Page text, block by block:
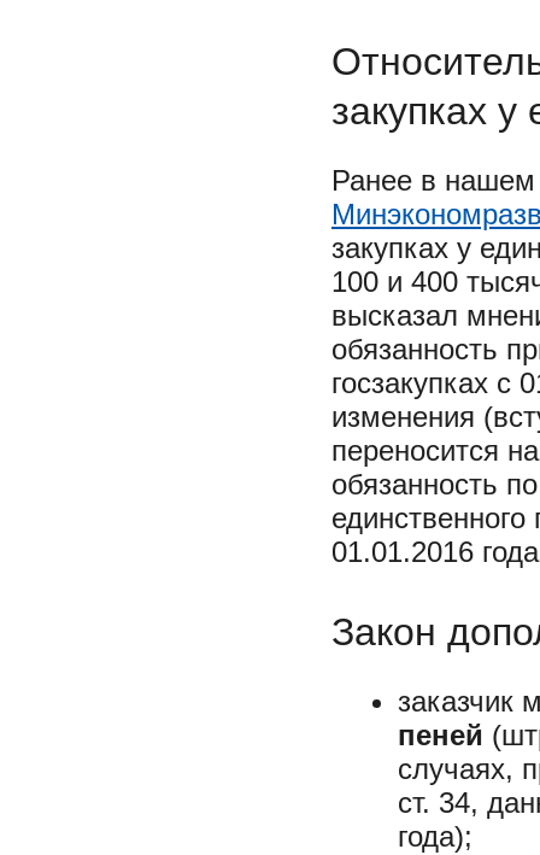
закупках у
Ранее в
закупках у
100 и 400
высказал
обязанность
госзакупках с
изменения
переносится
обязанность
01.01.2016
Закон
заказчик
пеней
случаях,
ст. 34,
года);